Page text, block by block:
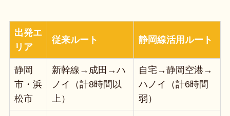
出発エ
リア
従来ルート 静岡線活用ルート
静岡
市・浜
松市
新幹線→成田→ハ
ノイ（計8時間以
上）
自宅→静岡空港→
ハノイ（計6時間
弱）